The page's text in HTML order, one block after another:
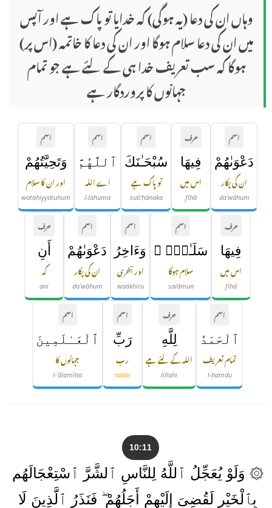
وہاں ان کی دعا (یہ ہوگی) کہ خدایا تو پاک ہے اور آپس
میں ان کی دعا سلام ہوگا اور ان کی دعا کا خاتمہ (اس پر)
ہوگا کہ سب تعریف خدا ہی کے لئے ہے جو تمام
جہانوں کا پروردگار ہے
اسم
دَعْوَىٰهُمْ
ان کی پکار
daʿwāhum
حرف
فِيهَا
اس میں
fīhā
اسم
سُبْحَـٰنَكَ
تو پاک ہے
sub'ḥānaka
اسم
ٱللَّهُمَّ
اے اللہ
l-lahuma
اسم
وَتَحِيَّتُهُمْ
اور ان کا سلام
wataḥiyyatuhum
حرف
فِيهَا
اس میں
fīhā
اسم
سَلَـٰمٌۭ ۚ
سلام ہوگا
salāmun
اسم
وَءَاخِرُ
اور آخری
waākhiru
اسم
دَعْوَىٰهُمْ
ان کی پکار
daʿwāhum
حرف
أَنِ
کہ
ani
اسم
ٱلْحَمْدُ
تمام تعریف
l-ḥamdu
حرف
لِلَّهِ
اللہ کے لئے ہے
lillahi
اسم
رَبِّ
رب
rabbi
اسم
ٱلْعَـٰلَمِينَ
جہانوں کا
l-ʿālamīna
10:11
۞ وَلَوْ يُعَجِّلُ ٱللَّهُ لِلنَّاسِ ٱلشَّرَّ ٱسْتِعْجَالَهُم
بِٱلْخَيْرِ لَقُضِىَ إِلَيْهِمْ أَجَلُهُمْ ۖ فَنَذَرُ ٱلَّذِينَ لَا